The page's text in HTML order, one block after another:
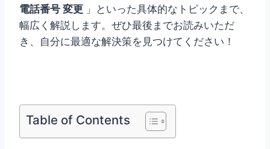
電話番号 変更 」といった具体的なトピックまで、
幅広く解説します。ぜひ最後までお読みいただ
き、自分に最適な解決策を見つけてください！
Table of Contents